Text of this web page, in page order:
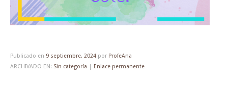
Publicado en 9 septiembre, 2024 por ProfeAna
ARCHIVADO EN: Sin categoría Enlace permanente